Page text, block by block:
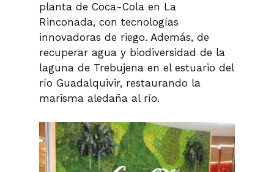
planta de Coca-Cola en La
Rinconada, con tecnologías
innovadoras de riego. Además, de
recuperar agua y biodiversidad de la
laguna de Trebujena en el estuario del
río Guadalquivir, restaurando la
marisma aledaña al río.